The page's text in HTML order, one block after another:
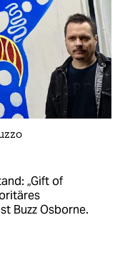
„Gift of
Buzz Osborne.